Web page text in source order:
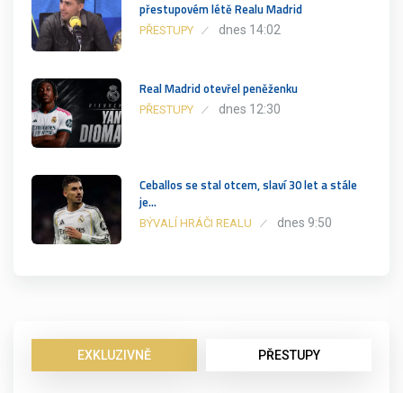
přestupovém létě Realu Madrid
PŘESTUPY dnes 14:02
Real Madrid otevřel peněženku
PŘESTUPY dnes 12:30
Ceballos se stal otcem, slaví 30 let a stále
je…
BÝVALÍ HRÁČI REALU dnes 9:50
EXKLUZIVNĚ PŘESTUPY